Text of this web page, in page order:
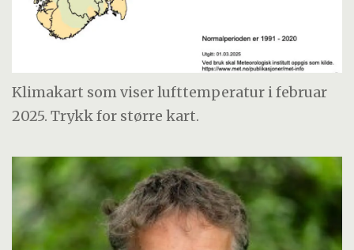
Klimakart som viser lufttemperatur i februar
2025. Trykk for større kart.